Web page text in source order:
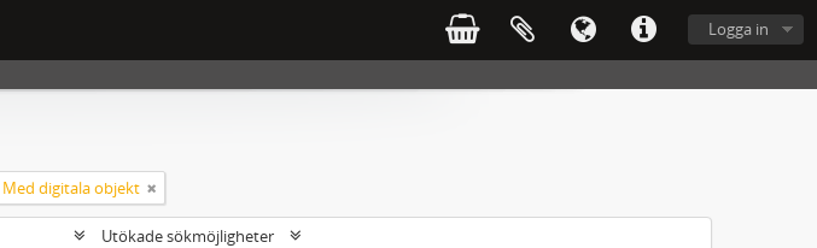
Logga in
Med digitala objekt
Utökade sökmöjligheter